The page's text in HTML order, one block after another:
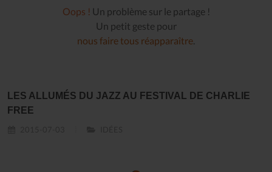
Oops ! Un problème sur le partage !
Un petit geste pour
nous faire tous réapparaître.
LES ALLUMÉS DU JAZZ AU FESTIVAL DE CHARLIE
FREE